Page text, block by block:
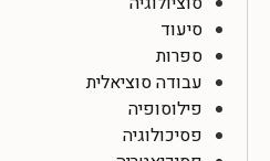
סיעוד
ספרות
עבודה סוציאלית
פילוסופיה
פסיכולוגיה